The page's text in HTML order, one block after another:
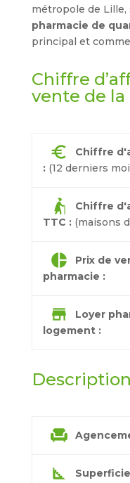
métropole de Lille,
pharmacie de
principal et
Chiffre
vente de
euro
Chiffre
:(12 derniers
elderly_woman
Chiffre
TTC :(maisons
pie_chart
Prix de
pharmacie :
store
Loyer
logement :
chair
square_foot